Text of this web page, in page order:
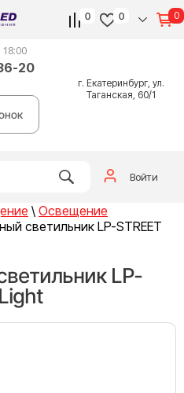
0 0 0
г. Екатеринбург, ул.
Таганская, 60/1
20
Войти
\ Освещение
светильник LP-STREET
LP-